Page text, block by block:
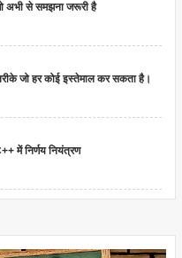
से समझना जरूरी है
जो हर कोई इस्तेमाल कर सकता है।
में निर्णय नियंत्रण